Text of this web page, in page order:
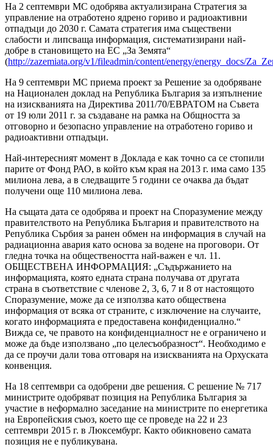
На 2 септември МС одобрява актуализирана Стратегия за
управление на отработено ядрено гориво и радиоактивни
отпадъци до 2030 г. Самата стратегия има съществени
слабости и липсваща информация, систематизирани най-
добре в становището на ЕС „За Земята“
(http://zazemiata.org/v1/fileadmin/content/energy/energy_docs/
На 9 септември МС приема проект за Решение за одобряване
на Национален доклад на Република България за изпълнение
на изискванията на Директива 2011/70/ЕВРАТОМ на Съвета
от 19 юли 2011 г. за създаване на рамка на Общността за
отговорно и безопасно управление на отработено гориво и
радиоактивни отпадъци.
Най-интересният момент в Доклада е как точно са се стопили
парите от Фонд РАО, в който към края на 2013 г. има само 135
милиона лева, а в следващите 5 години се очаква да бъдат
получени още 110 милиона лева.
На същата дата се одобрява и проект на Споразумение между
правителството на Република България и правителството на
Република Сърбия за ранен обмен на информация в случай на
радиационна авария като основа за водене на проговори. От
гледна точка на обществеността най-важен е чл. 11.
ОБЩЕСТВЕНА ИНФОРМАЦИЯ: „Съдържанието на
информацията, която едната страна получава от другата
страна в съответствие с членове 2, 3, 6, 7 и 8 от настоящото
Споразумение, може да се използва като обществена
информация от всяка от страните, с изключение на случаите,
когато информацията е предоставена конфиденциално.“
Вижда се, че правото на конфиденциалност не е ограничено и
може да бъде използвано „по целесъобразност“. Необходимо е
да се проучи дали това отговаря на изискванията на Орхуската
конвенция.
На 18 септември са одобрени две решения. С решение № 717
министрите одобряват позиция на Република България за
участие в неформално заседание на министрите по енергетика
на Европейския съюз, което ще се проведе на 22 и 23
септември 2015 г. в Люксембург. Както обикновено самата
позиция не е публикувана.